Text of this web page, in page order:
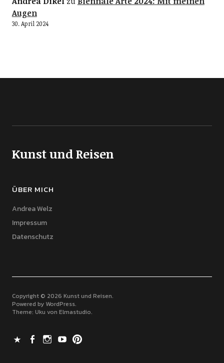
Augen
30. April 2024
Kunst und Reisen
ÜBER MICH
Andrea Welz
Impressum
Datenschutz
Copyright © 2026 Kunst und Reisen
Powered by WordPress
Theme: Uku von Elmastudio